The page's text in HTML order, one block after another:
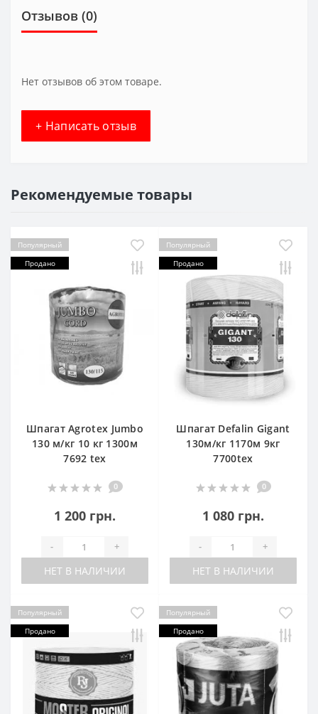
Отзывов (0)
Нет отзывов об этом товаре.
+ Написать отзыв
Рекомендуемые товары
Популярный
Продано
Шпагат Agrotex Jumbo
130 м/кг 10 кг 1300м
7692 tex
0
1 200 грн.
- +
НЕТ В НАЛИЧИИ
Популярный
Продано
Шпагат Defalin Gigant
130м/кг 1170м 9кг
7700tex
0
1 080 грн.
- +
НЕТ В НАЛИЧИИ
Популярный
Продано
Популярный
Продано